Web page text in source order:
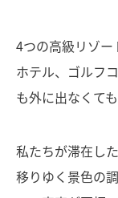
4つの高級リゾー
ホテル、ゴルフ
も外に出なくて
私たちが滞在し
移りゆく景色の